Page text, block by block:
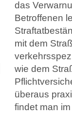
das
Betroffenen
mit dem
wie dem
überaus
findet man